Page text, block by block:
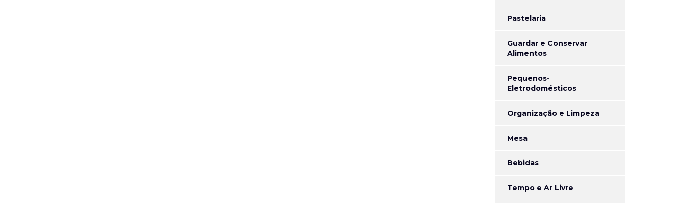
Pastelaria
Guardar e Conservar
Alimentos
Pequenos-
Eletrodomésticos
Organização e Limpeza
Mesa
Bebidas
Tempo e Ar Livre